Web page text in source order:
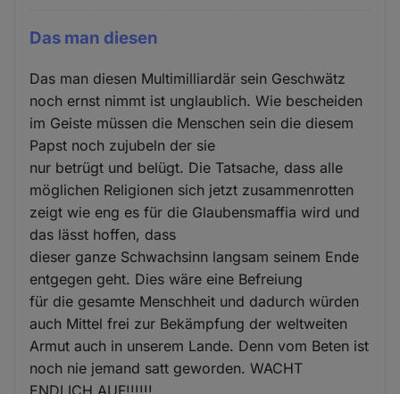
Das man diesen
Das man diesen Multimilliardär sein Geschwätz
noch ernst nimmt ist unglaublich. Wie bescheiden
im Geiste müssen die Menschen sein die diesem
Papst noch zujubeln der sie
nur betrügt und belügt. Die Tatsache, dass alle
möglichen Religionen sich jetzt zusammenrotten
zeigt wie eng es für die Glaubensmaffia wird und
das lässt hoffen, dass
dieser ganze Schwachsinn langsam seinem Ende
entgegen geht. Dies wäre eine Befreiung
für die gesamte Menschheit und dadurch würden
auch Mittel frei zur Bekämpfung der weltweiten
Armut auch in unserem Lande. Denn vom Beten ist
noch nie jemand satt geworden. WACHT
ENDLICH AUF!!!!!!